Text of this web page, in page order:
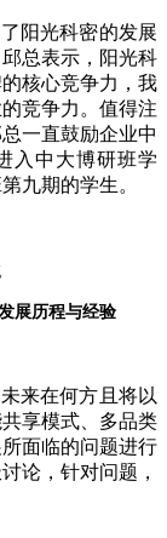
阳光科密的发展
总表示，阳光科
核心竞争力，我
竞争力。值得注
一直鼓励企业中
入中大博研班学
九期的学生。
展历程与经验
来在何方且将以
享模式、多品类
面临的问题进行
论，针对问题，